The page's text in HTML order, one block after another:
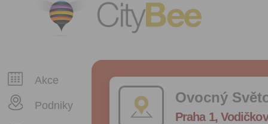
CityBee
Akce
Podniky Ovocný
Praha 1,